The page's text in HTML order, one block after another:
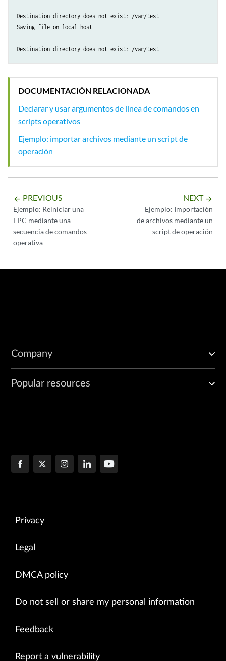
Destination directory does not exist: /var/test
Saving file on local host
Destination directory does not exist: /var/test
DOCUMENTACIÓN RELACIONADA
Declarar y usar argumentos de línea de comandos en
scripts operativos
Ejemplo: importar archivos mediante un script de
operación
arrow_backward PREVIOUS
Ejemplo: Reiniciar una
FPC mediante una
secuencia de comandos
operativa
NEXT arrow_forward
Ejemplo: Importación
de archivos mediante un
script de operación
Company
Popular resources
Privacy
Legal
DMCA policy
Do not sell or share my personal information
Feedback
Report a vulnerability